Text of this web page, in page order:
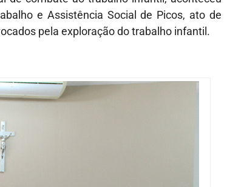
e Assistência Social de Picos, ato de
pela exploração do trabalho infantil.